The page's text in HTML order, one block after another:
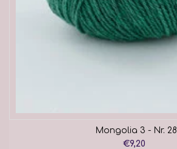
Mongolia 3 - Nr. 28
€9,20